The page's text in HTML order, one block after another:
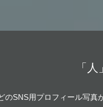
「
のSNS用プロフィール写